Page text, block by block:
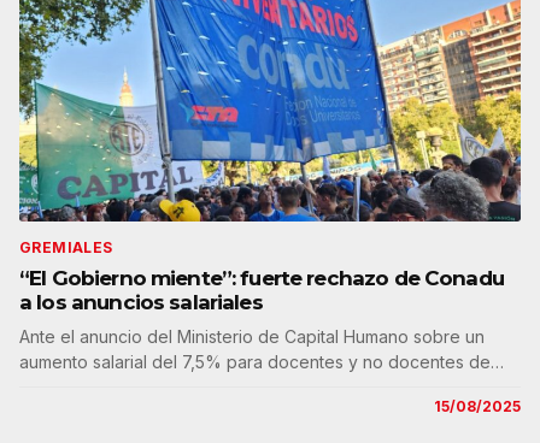
GREMIALES
“El Gobierno miente”: fuerte rechazo de Conadu
a los anuncios salariales
Ante el anuncio del Ministerio de Capital Humano sobre un
aumento salarial del 7,5% para docentes y no docentes de…
15/08/2025